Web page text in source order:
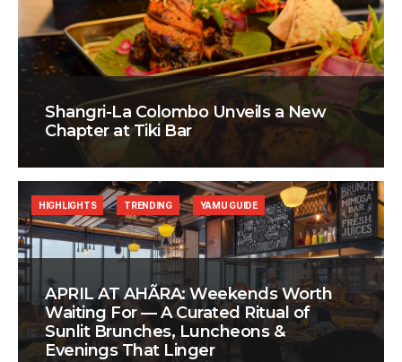
Shangri-La Colombo Unveils a New
Chapter at Tiki Bar
APRIL AT AHÃRA: Weekends Worth
Waiting For — A Curated Ritual of
Sunlit Brunches, Luncheons &
Evenings That Linger
HIGHLIGHTS TRENDING YAMU GUIDE